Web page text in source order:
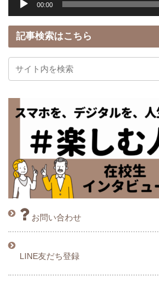
00:00
記事検索はこちら
お問い合わせ
LINE友だち登録